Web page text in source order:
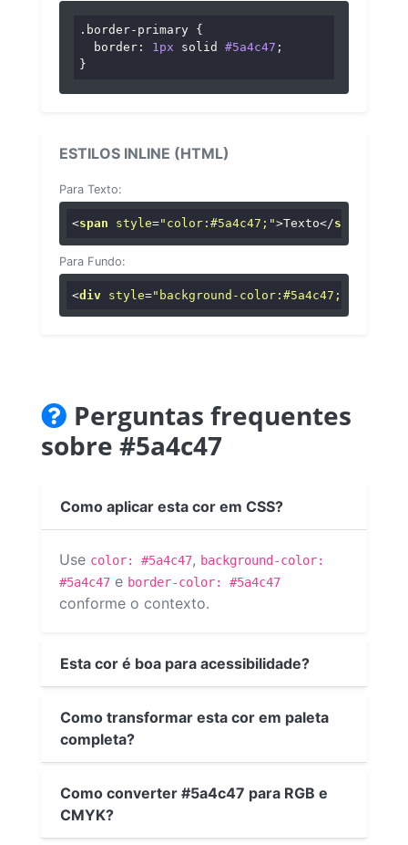
.border-primary {
border : 1px solid #5a4c47 ;
}
ESTILOS INLINE (HTML)
Para Texto:
<span style="color:#5a4c47;">Texto</span
Para Fundo:
<div style="background-color:#5a4c47;"
Perguntas frequentes
sobre #5a4c47
Como aplicar esta cor em CSS?
Use color: #5a4c47, background-color:
#5a4c47 e border-color: #5a4c47
conforme o contexto.
Esta cor é boa para acessibilidade?
Como transformar esta cor em paleta
completa?
Como converter #5a4c47 para RGB e
CMYK?